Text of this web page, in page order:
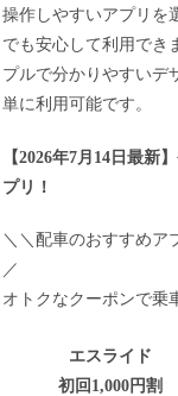
操作しやすいアプリを
でも安心して利用でき
プルで分かりやすいデ
単に利用可能です。
【2026年7月14日最新】
プリ！
＼＼配車のおすすめア
／
オトクなクーポンで乗
エスライド
初回1,000円割